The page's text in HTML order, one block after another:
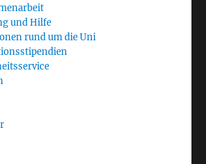
und Hilfe
rund um die Uni